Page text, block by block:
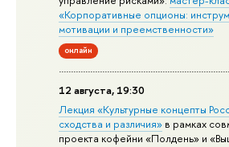
«Корпоративные опционы:
мотивации и преемственности»
онлайн
12 августа, 19:30
Лекция «Культурные концепты
сходства и различия» в рамках
проекта кофейни «Полдень» и